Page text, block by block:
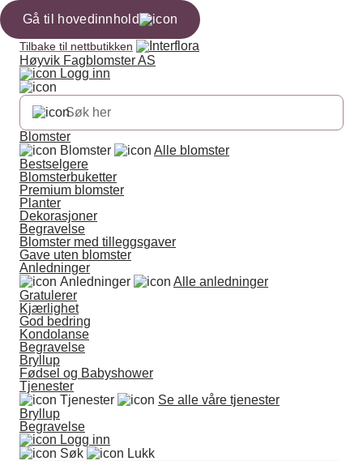
Gå til hovedinnhold
Tilbake til nettbutikken
Høyvik Fagblomster AS
Logg inn
Blomster
Blomster
Alle blomster
Bestselgere
Blomsterbuketter
Premium blomster
Planter
Dekorasjoner
Begravelse
Blomster med tilleggsgaver
Gave uten blomster
Anledninger
Anledninger
Alle anledninger
Gratulerer
Kjærlighet
God bedring
Kondolanse
Begravelse
Bryllup
Fødsel og Babyshower
Tjenester
Tjenester
Se alle våre tjenester
Bryllup
Begravelse
Logg inn
Søk
Lukk